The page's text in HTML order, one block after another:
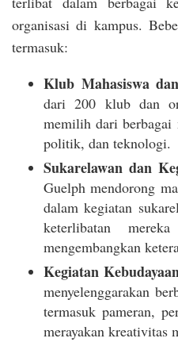
organisasi di kampus.
termasuk:
Klub Mahasiswa
dari 200 klub dan
memilih dari berbagai
politik, dan teknologi.
Sukarelawan dan
Guelph mendorong
dalam kegiatan
keterlibatan
mengembangkan
Kegiatan
menyelenggarakan
termasuk pameran,
merayakan kreativitas